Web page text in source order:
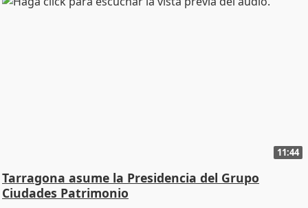
11:44
Tarragona asume la Presidencia del Grupo
Ciudades Patrimonio